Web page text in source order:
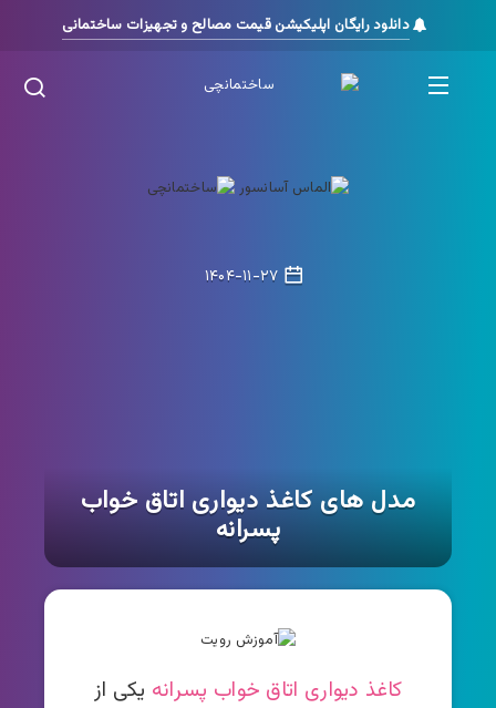
دانلود رایگان اپلیکیشن قیمت مصالح و تجهیزات ساختمانی
مدل های کاغذ دیواری اتاق خواب
پسرانه
کاغذ دیواری اتاق خواب پسرانه یکی از